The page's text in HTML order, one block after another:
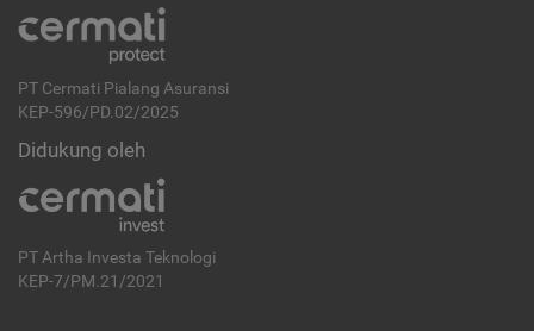
PT Cermati Pialang Asuransi
KEP-596/PD.02/2025
Didukung oleh
PT Artha Investa Teknologi
KEP-7/PM.21/2021